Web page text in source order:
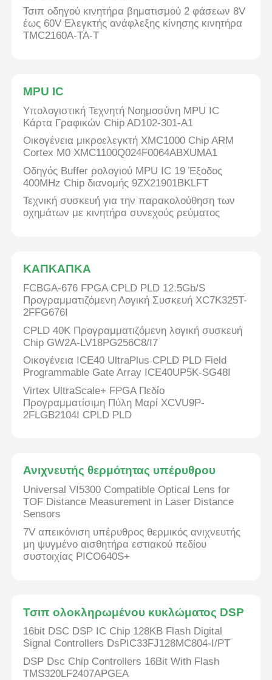
Προϊόντα
Βίντεο
Τσιπ οδηγού κινητήρα βηματισμού 2 φάσεων 8V
έως 60V Ελεγκτής ανάφλεξης κίνησης κινητήρα
TMC2160A-TA-T
MPU IC
Υπολογιστική Τεχνητή Νοημοσύνη MPU IC
Κάρτα Γραφικών Chip AD102-301-A1
Οικογένεια μικροελεγκτή XMC1000 Chip ARM
Cortex M0 XMC1100Q024F0064ABXUMA1
Οδηγός Buffer ρολογιού MPU IC 19 Έξοδος
400MHz Chip διανομής 9ZX21901BKLFT
Τεχνική συσκευή για την παρακολούθηση των
οχημάτων με κινητήρα συνεχούς ρεύματος
ΚΑΠΚΑΠΚΑ
FCBGA-676 FPGA CPLD PLD 12.5Gb/S
Προγραμματιζόμενη Λογική Συσκευή XC7K325T-
2FFG676I
CPLD 40K Προγραμματιζόμενη λογική συσκευή
Chip GW2A-LV18PG256C8/I7
Οικογένεια ICE40 UltraPlus CPLD PLD Field
Programmable Gate Array ICE40UP5K-SG48I
Virtex UltraScale+ FPGA Πεδίο
Προγραμματίσιμη Πύλη Μαρί XCVU9P-
2FLGB2104I CPLD PLD
Ανιχνευτής θερμότητας υπέρυθρου
Universal VI5300 Compatible Optical Lens for
TOF Distance Measurement in Laser Distance
Sensors
7V απεικόνιση υπέρυθρος θερμικός ανιχνευτής
μη ψυγμένο αισθητήρα εστιακού πεδίου
συστοιχίας PICO640S+
Τσιπ ολοκληρωμένου κυκλώματος DSP
16bit DSC DSP IC Chip 128KB Flash Digital
Signal Controllers DsPIC33FJ128MC804-I/PT
DSP Dsc Chip Controllers 16Bit With Flash
TMS320LF2407APGEA